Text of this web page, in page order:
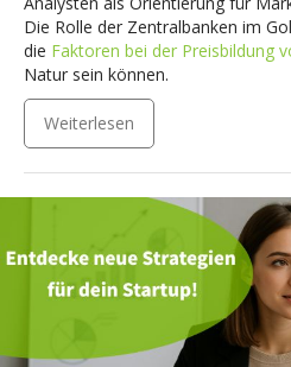
Die Rolle der Zentralbanken im
die Faktoren bei der Preisbildung
Natur sein können.
Weiterlesen